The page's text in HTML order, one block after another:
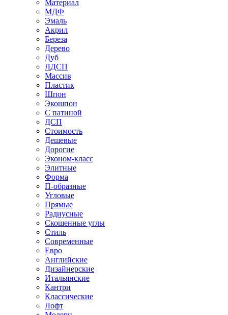
Материал
МДФ
Эмаль
Акрил
Береза
Дерево
Дуб
ЛДСП
Массив
Пластик
Шпон
Экошпон
С патиной
ДСП
Стоимость
Дешевые
Дорогие
Эконом-класс
Элитные
Форма
П-образные
Угловые
Прямые
Радиусные
Скошенные углы
Стиль
Современные
Евро
Английские
Дизайнерские
Итальянские
Кантри
Классические
Лофт